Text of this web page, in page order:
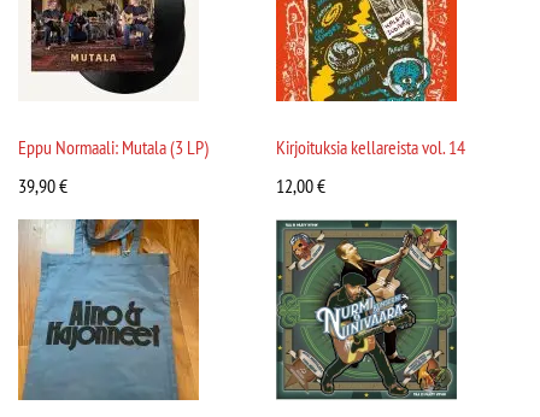
Eppu Normaali: Mutala (3 LP)
39,90€
Kirjoituksia kellareista vol. 14
12,00€